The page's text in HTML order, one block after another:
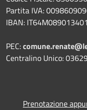
Partita IVA:
IBAN:
PEC:
Centralino Unico:
Prenotazione